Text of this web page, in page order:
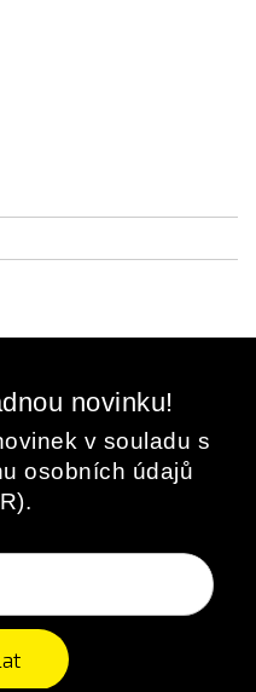
novinku!
v souladu s
osobních údajů